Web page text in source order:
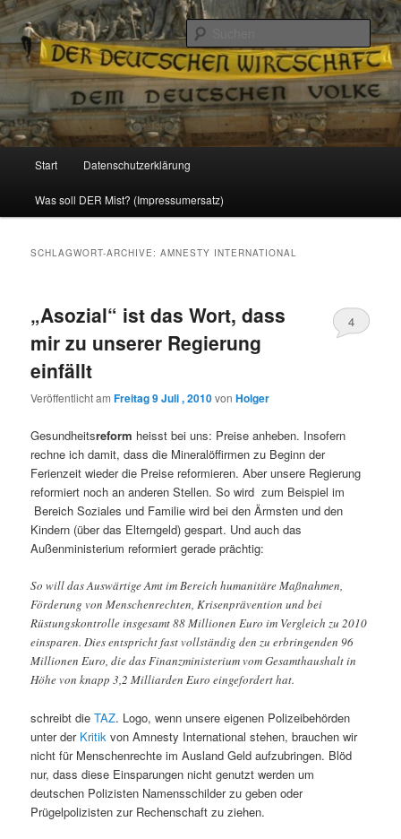
Reizzentrum
Politik, Wirtschaft, Soziales und Gesellschaft
Zum
Inhalt
Zum
sekundären
Start Datenschutzerklärung
Was soll DER Mist? (Impressumersatz)
SCHLAGWORT-ARCHIVE:AMNESTY INTERNATIONAL
„Asozial“ ist das Wort, dass
mir zu unserer Regierung
einfällt
Veröffentlicht amFreitag 9 Juli , 2010vonHolger
4
Gesundheitsreform heisst bei uns: Preise anheben. Insofern
rechne ich damit, dass die Mineralöffirmen zu Beginn der
Ferienzeit wieder die Preise reformieren. Aber unsere Regierung
reformiert noch an anderen Stellen. So wird zum Beispiel im
Bereich Soziales und Familie wird bei den Ärmsten und den
Kindern (über das Elterngeld) gespart. Und auch das
Außenministerium reformiert gerade prächtig:
So will das Auswärtige Amt im Bereich humanitäre Maßnahmen,
Förderung von Menschenrechten, Krisenprävention und bei
Rüstungskontrolle insgesamt 88 Millionen Euro im Vergleich zu 2010
einsparen. Dies entspricht fast vollständig den zu erbringenden 96
Millionen Euro, die das Finanzministerium vom Gesamthaushalt in
Höhe von knapp 3,2 Milliarden Euro eingefordert hat.
schreibt dieTAZ. Logo, wenn unsere eigenen Polizeibehörden
unter der Kritik von Amnesty International stehen, brauchen wir
nicht für Menschenrechte im Ausland Geld aufzubringen. Blöd
nur, dass diese Einsparungen nicht genutzt werden um
deutschen Polizisten Namensschilder zu geben oder
Prügelpolizisten zur Rechenschaft zu ziehen.